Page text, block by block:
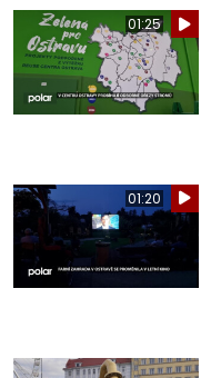
01:25
01:20